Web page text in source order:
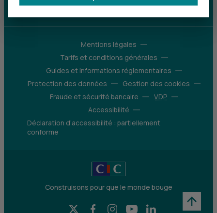
Mentions légales
Tarifs et conditions générales
Guides et informations réglementaires
Protection des données
Gestion des cookies
Fraude et sécurité bancaire
VDP
Accessibilité
Déclaration d’accessibilité : partiellement
conforme
Construisons pour que le monde bouge
X (Twitter) - CIC
Facebook - CIC
Instagram - CIC
YouTube - CICLinkedIn - CIC